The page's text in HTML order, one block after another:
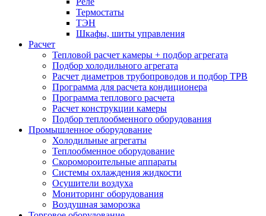
Термостаты
ТЭН
Шкафы, шиты управления
Расчет
Тепловой расчет камеры + подбор агрегата
Подбор холодильного агрегата
Расчет диаметров трубопроводов и подбор ТРВ
Программа для расчета кондиционера
Программа теплового расчета
Расчет конструкции камеры
Подбор теплообменного оборудования
Промышленное оборудование
Холодильные агрегаты
Теплообменное оборудование
Скоромороительные аппараты
Системы охлаждения жидкости
Осушители воздуха
Мониторинг оборудования
Воздушная заморозка